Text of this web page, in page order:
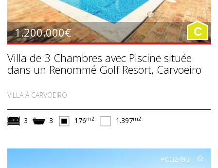
1.200.000€ C
Villa de 3 Chambres avec Piscine située
dans un Renommé Golf Resort, Carvoeiro
VILLA À CARVOEIRO
3 3 176m2 1.397m2
PCG2493